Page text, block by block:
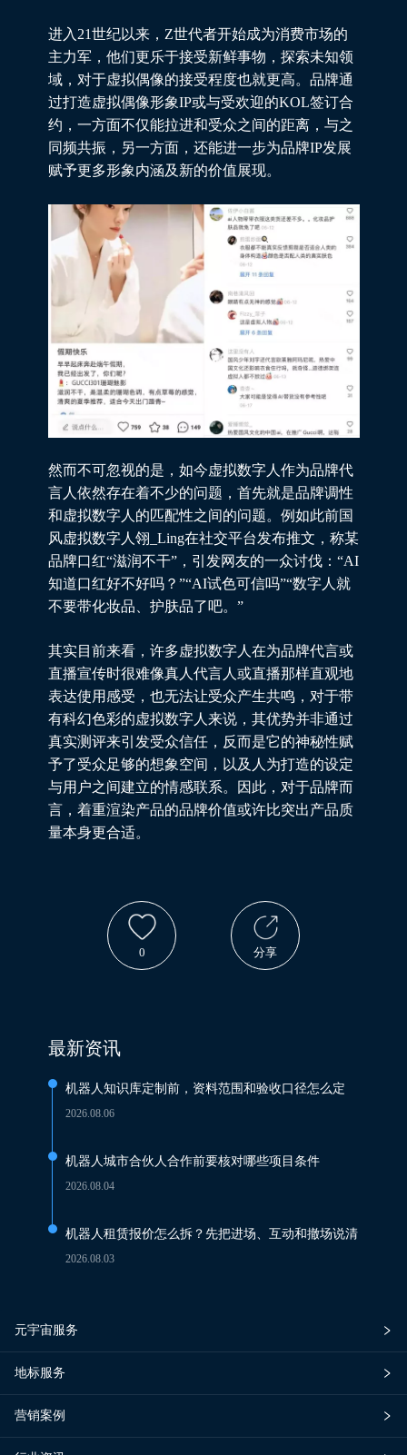
进入21世纪以来，Z世代者开始成为消费市场的
主力军，他们更乐于接受新鲜事物，探索未知领
域，对于虚拟偶像的接受程度也就更高。品牌通
过打造虚拟偶像形象IP或与受欢迎的KOL签订合
约，一方面不仅能拉进和受众之间的距离，与之
同频共振，另一方面，还能进一步为品牌IP发展
赋予更多形象内涵及新的价值展现。
然而不可忽视的是，如今虚拟数字人作为品牌代
言人依然存在着不少的问题，首先就是品牌调性
和虚拟数字人的匹配性之间的问题。例如此前国
风虚拟数字人翎_Ling在社交平台发布推文，称某
品牌口红“滋润不干”，引发网友的一众讨伐：“AI
知道口红好不好吗？”“AI试色可信吗”“数字人就
不要带化妆品、护肤品了吧。”
其实目前来看，许多虚拟数字人在为品牌代言或
直播宣传时很难像真人代言人或直播那样直观地
表达使用感受，也无法让受众产生共鸣，对于带
有科幻色彩的虚拟数字人来说，其优势并非通过
真实测评来引发受众信任，反而是它的神秘性赋
予了受众足够的想象空间，以及人为打造的设定
与用户之间建立的情感联系。因此，对于品牌而
言，着重渲染产品的品牌价值或许比突出产品质
量本身更合适。
0 分享
最新资讯
机器人知识库定制前，资料范围和验收口径怎么定
2026.08.06
机器人城市合伙人合作前要核对哪些项目条件
2026.08.04
机器人租赁报价怎么拆？先把进场、互动和撤场说清
2026.08.03
元宇宙服务
地标服务
营销案例